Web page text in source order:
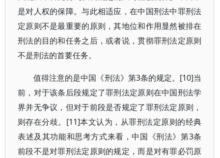
是对人权的保障。与此相适应，在中国刑法中罪刑法
定原则不是最重要的原则，其地位和作用显然被排在
刑法的目的和任务之后，或者说，贯彻罪刑法定原则
不是刑法的首要任务。
值得注意的是中国《刑法》第3条的规定。[10]当
前，对于该条后段规定了罪刑法定原则在中国刑法学
界并无争议，但对于前段是否规定了罪刑法定原则，
则存在分歧。[11]本文认为，从罪刑法定原则的经典
表述及其功能和思考方式来看，中国《刑法》第3条
前段不是对罪刑法定原则的规定，而是对有罪必罚原